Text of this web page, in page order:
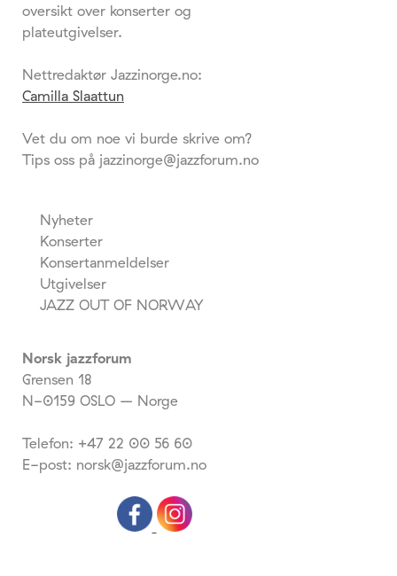
oversikt over konserter og
plateutgivelser.
Nettredaktør Jazzinorge.no:
Camilla Slaattun
Vet du om noe vi burde skrive om?
Tips oss på jazzinorge@jazzforum.no
Nyheter
Konserter
Konsertanmeldelser
Utgivelser
JAZZ OUT OF NORWAY
Norsk jazzforum
Grensen 18
N-0159 OSLO – Norge
Telefon: +47 22 00 56 60
E-post: norsk@jazzforum.no